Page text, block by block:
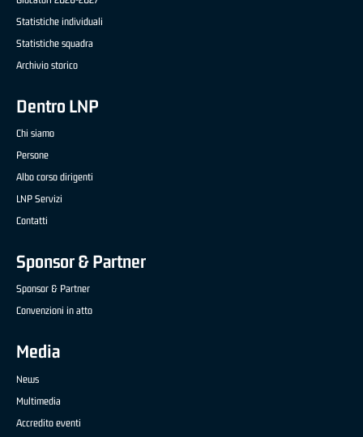
Statistiche individuali
Statistiche squadra
Archivio storico
Dentro LNP
Chi siamo
Persone
Albo corso dirigenti
LNP Servizi
Contatti
Sponsor & Partner
Sponsor & Partner
Convenzioni in atto
Media
News
Multimedia
Accredito eventi